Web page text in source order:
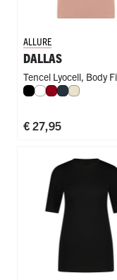
ALLURE
DALLAS
Tencel Lyocell, Body
Zwart
WitDonkerrood
NavyIvoor
€ 27,95